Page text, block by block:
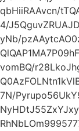
qbHiiRAAvcn/
4/
yNb/
vomBQ/
7N/